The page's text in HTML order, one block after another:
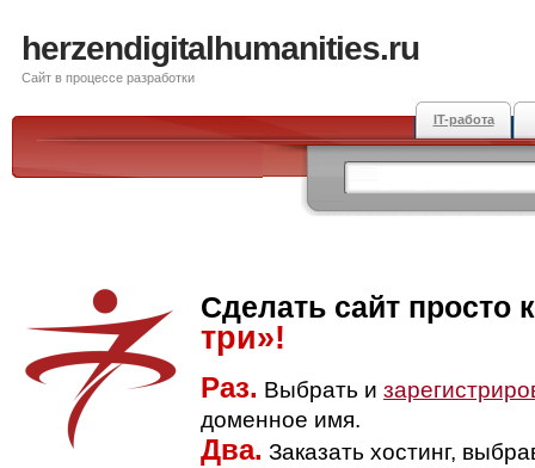
herzendigitalhumanities.ru
Сайт в процессе разработки
IT-работа
Сделать сайт просто
три»!
Раз. Выбрать и
доменное имя.
Два. Заказать хостинг,